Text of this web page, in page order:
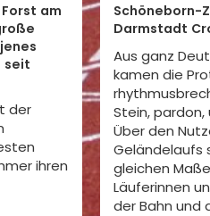
am
seit
der
ihren
Schöneborn-
Darmstadt
Aus ganz
kamen die
Stein,
Über den
Geländelaufs
gleichen
Läuferinnen
der Bahn und